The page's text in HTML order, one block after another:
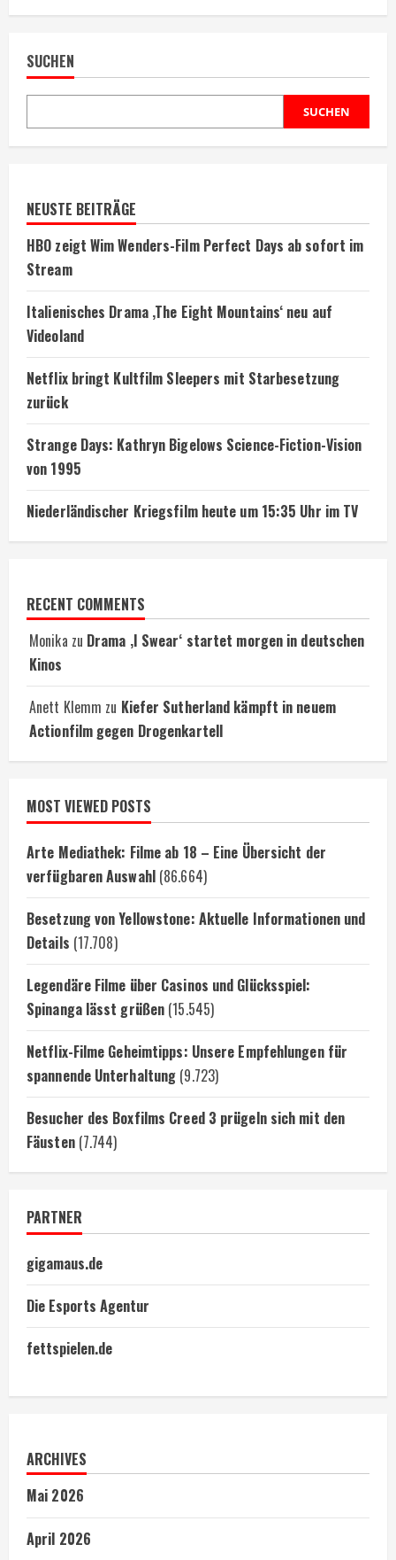
Sensation
SUCHEN
SUCHEN
NEUSTE BEITRÄGE
HBO zeigt Wim Wenders-Film Perfect Days ab sofort im
Stream
Italienisches Drama ‚The Eight Mountains‘ neu auf
Videoland
Netflix bringt Kultfilm Sleepers mit Starbesetzung
zurück
Strange Days: Kathryn Bigelows Science-Fiction-Vision
von 1995
Niederländischer Kriegsfilm heute um 15:35 Uhr im TV
RECENT COMMENTS
Monika zu Drama ‚I Swear‘ startet morgen in deutschen
Kinos
Anett Klemm zu Kiefer Sutherland kämpft in neuem
Actionfilm gegen Drogenkartell
MOST VIEWED POSTS
Arte Mediathek: Filme ab 18 – Eine Übersicht der
verfügbaren Auswahl (86.664)
Besetzung von Yellowstone: Aktuelle Informationen und
Details (17.708)
Legendäre Filme über Casinos und Glücksspiel:
Spinanga lässt grüßen (15.545)
Netflix-Filme Geheimtipps: Unsere Empfehlungen für
spannende Unterhaltung (9.723)
Besucher des Boxfilms Creed 3 prügeln sich mit den
Fäusten (7.744)
PARTNER
gigamaus.de
Die Esports Agentur
fettspielen.de
ARCHIVES
Mai 2026
April 2026